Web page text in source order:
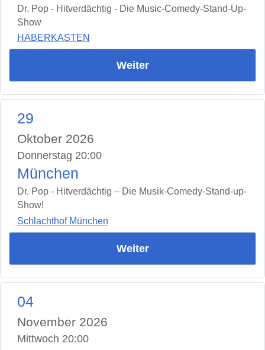
Dr. Pop - Hitverdächtig - Die Music-Comedy-Stand-Up-
Show
HABERKASTEN
Weiter
29
Oktober 2026
Donnerstag 20:00
München
Dr. Pop - Hitverdächtig – Die Musik-Comedy-Stand-up-
Show!
Schlachthof München
Weiter
04
November 2026
Mittwoch 20:00